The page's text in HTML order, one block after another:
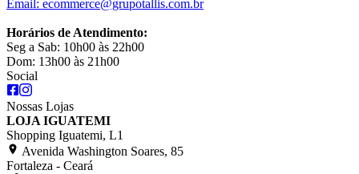
Email: ecommerce@grupotallis.com.br
Horários de Atendimento:
Seg a Sab: 10h00 às 22h00
Dom: 13h00 às 21h00
Social
Nossas Lojas
LOJA IGUATEMI
Shopping Iguatemi, L1
Avenida Washington Soares, 85
Fortaleza - Ceará